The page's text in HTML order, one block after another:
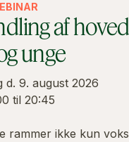
af
unge
d. 9. august 2026
til 20:45
rammer ikke kun